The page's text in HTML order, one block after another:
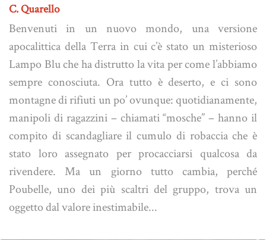
C. Quarello
Benvenuti in un nuovo mondo, una versione
apocalittica della Terra in cui c’è stato un misterioso
Lampo Blu che ha distrutto la vita per come l’abbiamo
sempre conosciuta. Ora tutto è deserto, e ci sono
montagne di rifiuti un po’ ovunque: quotidianamente,
manipoli di ragazzini – chiamati “mosche” – hanno il
compito di scandagliare il cumulo di robaccia che è
stato loro assegnato per procacciarsi qualcosa da
rivendere. Ma un giorno tutto cambia, perché
Poubelle, uno dei più scaltri del gruppo, trova un
oggetto dal valore inestimabile...